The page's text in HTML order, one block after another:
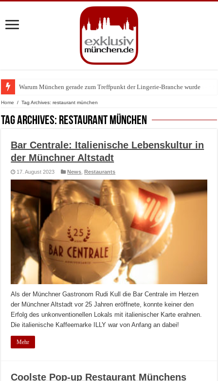
Warum München gerade zum Treffpunkt der Lingerie-Branche wurde
Home / Tag Archives: restaurant münchen
Tag Archives: restaurant münchen
Bar Centrale: Italienische Lebenskultur in
der Münchner Altstadt
17. August 2023 News ,Restaurants
Als der Münchner Gastronom Rudi Kull die Bar Centrale im Herzen
der Münchner Altstadt vor 25 Jahren eröffnete, konnte keiner den
Erfolg des unkonventionellen Lokals mit italienischer Karte erahnen.
Die italienische Kaffeemarke ILLY war von Anfang an dabei!
Mehr
Coolste Pop-up Restaurant Münchens